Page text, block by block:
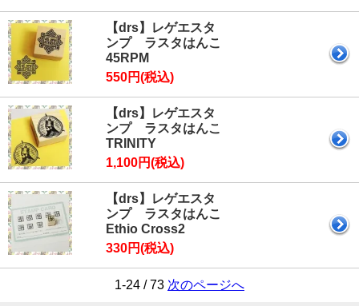
【drs】レゲエスタ
ンプ ラスタはんこ
45RPM
550円(税込)
【drs】レゲエスタ
ンプ ラスタはんこ
TRINITY
1,100円(税込)
【drs】レゲエスタ
ンプ ラスタはんこ
Ethio Cross2
330円(税込)
1-24 / 73 次のページへ